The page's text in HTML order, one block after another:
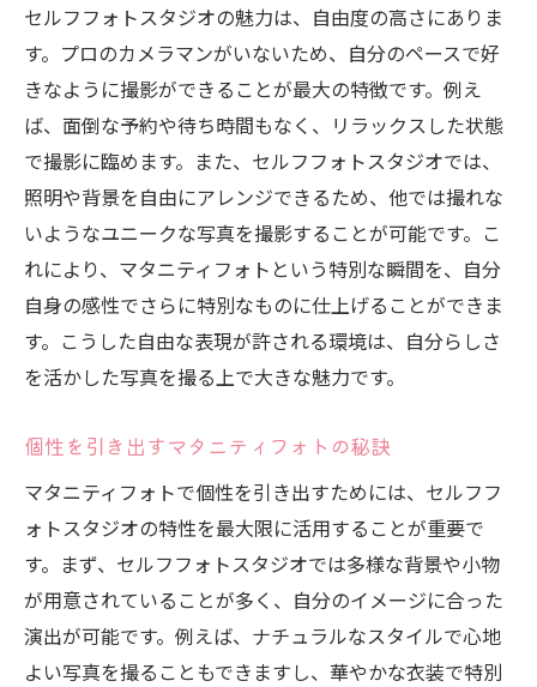
セルフフォトスタジオでの記録方法
妊娠中の思い出を長く残すために
家族との特別な時間を写真に残す
エコー写真を使ったユニークな撮影アイデ
ア
セルフフォトスタジオで心に残る写真を
自然体で楽しむセルフフォトスタジオの新しい
マタニティ撮影
自然体で撮影するためのポイント
セルフフォトスタジオでのリラックス法
自然な笑顔を引き出すテクニック
セルフフォトスタジオの活用法
自然体で撮影を楽しむコツ
セルフフォトスタジオが提供するリラックスし
た撮影空間
リラックスできる空間作りの工夫
セルフフォトスタジオの魅力は、自由度の高さにありま
す。プロのカメラマンがいないため、自分のペースで好
きなように撮影ができることが最大の特徴です。例え
ば、面倒な予約や待ち時間もなく、リラックスした状態
で撮影に臨めます。また、セルフフォトスタジオでは、
照明や背景を自由にアレンジできるため、他では撮れな
いようなユニークな写真を撮影することが可能です。こ
れにより、マタニティフォトという特別な瞬間を、自分
自身の感性でさらに特別なものに仕上げることができま
す。こうした自由な表現が許される環境は、自分らしさ
を活かした写真を撮る上で大きな魅力です。
個性を引き出すマタニティフォトの秘訣
マタニティフォトで個性を引き出すためには、セルフフ
ォトスタジオの特性を最大限に活用することが重要で
す。まず、セルフフォトスタジオでは多様な背景や小物
が用意されていることが多く、自分のイメージに合った
演出が可能です。例えば、ナチュラルなスタイルで心地
よい写真を撮ることもできますし、華やかな衣装で特別